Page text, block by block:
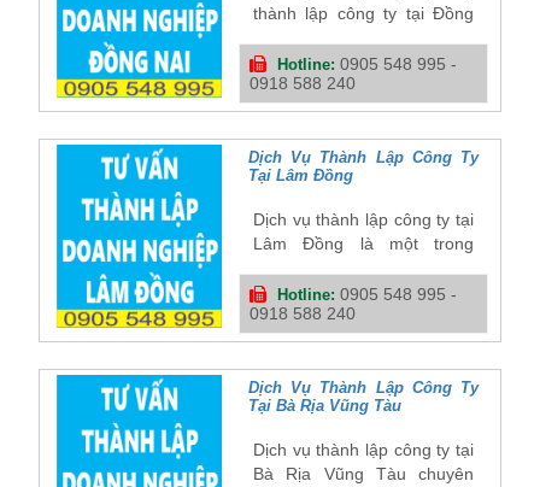
thành lập công ty tại Đồng
thủ tục từ khi đăng ký giấy
phép kinh doanh tại Đồng
Nai cho đến trọn đời doanh
được sự tin cậy của hàng
trong những năm qua.
Hotline: 0905 548 995 -
0918 588 240
Dịch Vụ Thành Lập Công Ty
Tại Lâm Đồng
Dịch vụ thành lập công ty tại
Lâm Đồng là một trong
của Đại Việt. Chúng tôi hỗ
trợ quý khách đăng ký giấy
phép kinh doanh tại Lâm
quan sau khi thành lập
doanh nghiệp.
Hotline: 0905 548 995 -
0918 588 240
Dịch Vụ Thành Lập Công Ty
Tại Bà Rịa Vũng Tàu
Dịch vụ thành lập công ty tại
Bà Rịa Vũng Tàu chuyên